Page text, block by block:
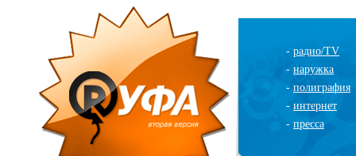
- радио/TV
- наружка
- полиграфия
- интернет
- пресса